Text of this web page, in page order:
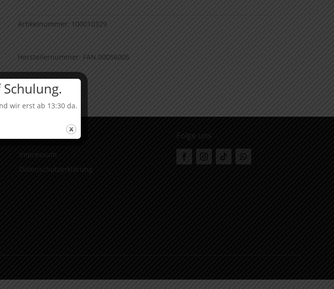
XE
MY23-
Menge
Artikelnummer: 100010329
Herstellernummer: FAN.00056005
Impressum
Datenschutzerklärung
Folge uns
wir erst ab 13:30 da.